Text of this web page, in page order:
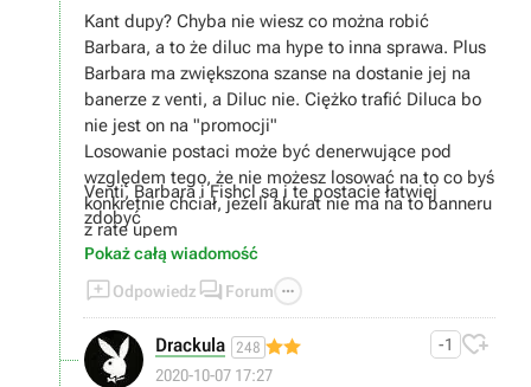
Kant dupy? Chyba nie wiesz co można robić
Barbara, a to że diluc ma hype to inna sprawa. Plus
Barbara ma zwiększona szanse na dostanie jej na
banerze z venti, a Diluc nie. Ciężko trafić Diluca bo
nie jest on na "promocji"
Losowanie postaci może być denerwujące pod
względem tego, że nie możesz losować na to co byś
konkretnie chciał, jeżeli akurat nie ma na to banneru
z rate upem
Venti, Barbara i Fishcl są i te postacie łatwiej
zdobyć
Pokaż całą wiadomość
Odpowiedz  Forum 
Drackula 248
2020-10-07 17:27
-1 